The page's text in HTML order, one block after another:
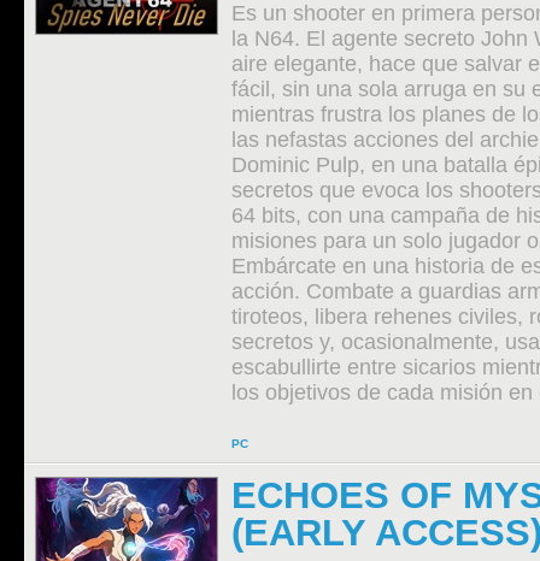
Es un shooter en primera
la N64. El agente secreto John
aire elegante, hace que salvar
fácil, sin una sola arruga en su
mientras frustra los planes de
las nefastas acciones del
Dominic Pulp, en una batalla
secretos que evoca los
64 bits, con una campaña de
misiones para un solo jugador
Embárcate en una historia de
acción. Combate a guardias
tiroteos, libera rehenes civiles,
secretos y, ocasionalmente,
escabullirte entre sicarios
los objetivos de cada misión
PC
ECHOES OF
(EARLY